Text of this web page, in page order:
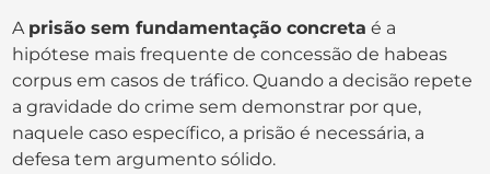
A prisão sem fundamentação concreta é a
hipótese mais frequente de concessão de habeas
corpus em casos de tráfico. Quando a decisão repete
a gravidade do crime sem demonstrar por que,
naquele caso específico, a prisão é necessária, a
defesa tem argumento sólido.